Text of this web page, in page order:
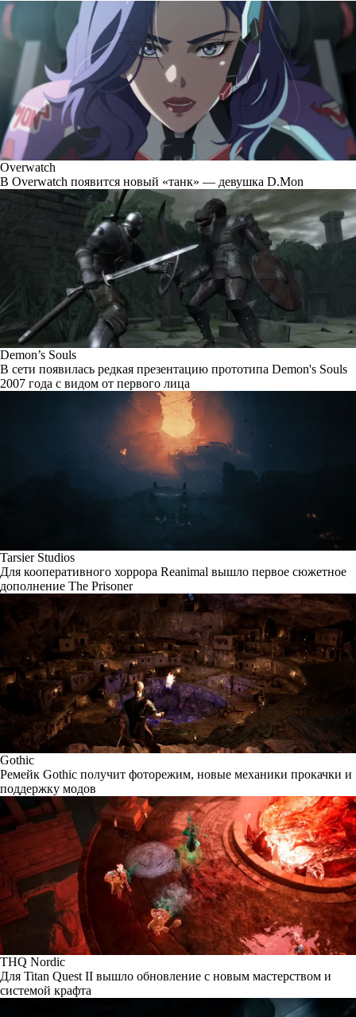
Overwatch
В Overwatch появится новый «танк» — девушка D.Mon
Demon’s Souls
В сети появилась редкая презентацию прототипа Demon's Souls
2007 года с видом от первого лица
Tarsier Studios
Для кооперативного хоррора Reanimal вышло первое сюжетное
дополнение The Prisoner
Gothic
Ремейк Gothic получит фоторежим, новые механики прокачки и
поддержку модов
THQ Nordic
Для Titan Quest II вышло обновление с новым мастерством и
системой крафта